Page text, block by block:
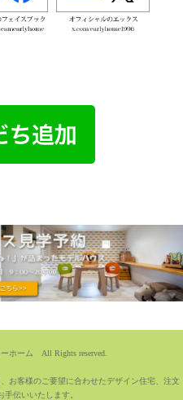
ホーム All Rights reserved.
お客様のご要望に合わせたデザイン住宅、注文
伝いいたします。